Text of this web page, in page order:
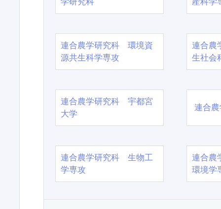
連合農学研究科 環境資
源共生科学専攻
連合農
生社会
連合農学研究科 宇都宮
大学
連合
連合農学研究科 生物工
学専攻
連合農
環境学